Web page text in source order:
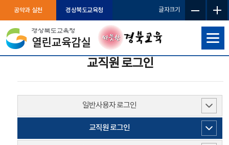
공약과 실천 경상북도교육청 글자크기
교직원 로그인
일반사용자 로그인
교직원 로그인